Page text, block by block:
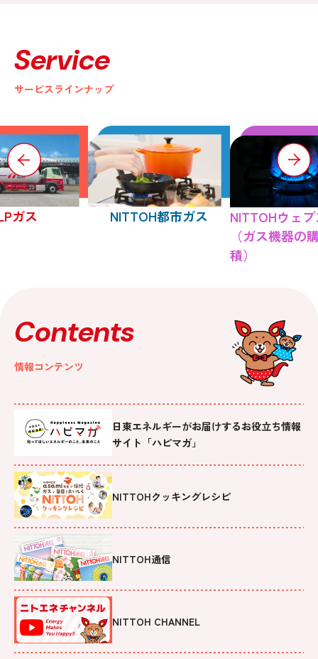
Service
サービスラインナップ
ガス NITTOH都市ガス
NITTOHウェ
（ガス機器の
積）
Contents
情報コンテンツ
日東エネルギーがお届けするお役立ち情報
サイト「ハピマガ」
NITTOHクッキングレシピ
NITTOH通信
NITTOH CHANNEL